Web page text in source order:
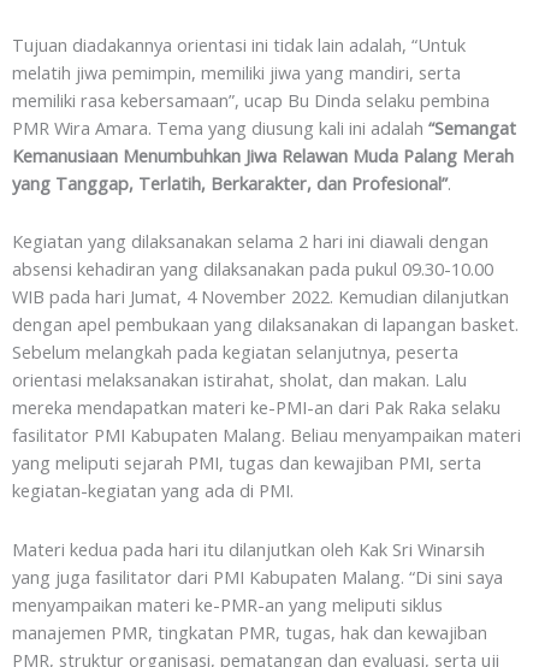
Tujuan diadakannya orientasi ini tidak lain adalah, “Untuk
melatih jiwa pemimpin, memiliki jiwa yang mandiri, serta
memiliki rasa kebersamaan”, ucap Bu Dinda selaku pembina
PMR Wira Amara. Tema yang diusung kali ini adalah “Semangat
Kemanusiaan Menumbuhkan Jiwa Relawan Muda Palang Merah
yang Tanggap, Terlatih, Berkarakter, dan Profesional”.
Kegiatan yang dilaksanakan selama 2 hari ini diawali dengan
absensi kehadiran yang dilaksanakan pada pukul 09.30-10.00
WIB pada hari Jumat, 4 November 2022. Kemudian dilanjutkan
dengan apel pembukaan yang dilaksanakan di lapangan basket.
Sebelum melangkah pada kegiatan selanjutnya, peserta
orientasi melaksanakan istirahat, sholat, dan makan. Lalu
mereka mendapatkan materi ke-PMI-an dari Pak Raka selaku
fasilitator PMI Kabupaten Malang. Beliau menyampaikan materi
yang meliputi sejarah PMI, tugas dan kewajiban PMI, serta
kegiatan-kegiatan yang ada di PMI.
Materi kedua pada hari itu dilanjutkan oleh Kak Sri Winarsih
yang juga fasilitator dari PMI Kabupaten Malang. “Di sini saya
menyampaikan materi ke-PMR-an yang meliputi siklus
manajemen PMR, tingkatan PMR, tugas, hak dan kewajiban
PMR, struktur organisasi, pematangan dan evaluasi, serta uji